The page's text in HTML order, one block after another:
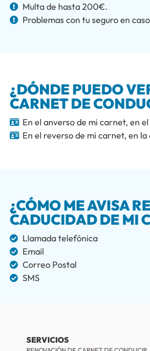
Multa de hasta 200€.
Problemas con tu seguro en
¿DÓNDE PUEDO
CARNET DE
En el anverso de mi carnet, en
En el reverso de mi carnet, en la
¿CÓMO ME AVISA
CADUCIDAD DE MI
Llamada telefónica
Email
Correo Postal
SMS
SERVICIOS